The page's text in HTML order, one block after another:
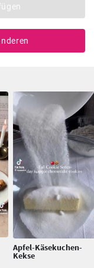
Apfel-Käsekuchen-
Kekse